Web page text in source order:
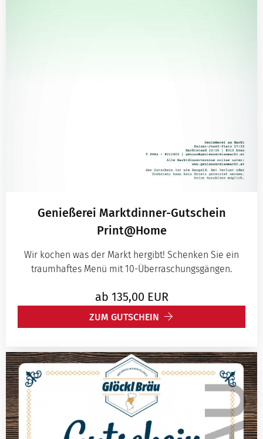
Genießerei Marktdinner-Gutschein
Print@Home
Wir kochen was der Markt hergibt! Schenken Sie ein
traumhaftes Menü mit 10-Überraschungsgängen.
ab 135,00 EUR
ZUM GUTSCHEIN